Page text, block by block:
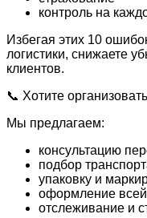
контроль на
Избегая этих 10
логистики, снижаете
клиентов.
📞 Хотите
Мы предлагаем:
консультацию
подбор
упаковку и
оформление
отслеживание и